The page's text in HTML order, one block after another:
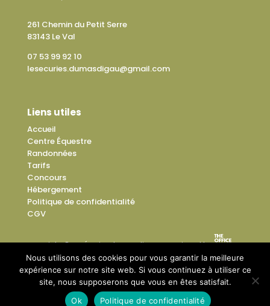
261 Chemin du Petit Serre
83143 Le Val
07 53 99 92 10
lesecuries.dumasdigau@gmail.com
Copyright © Les Écuries du Mas di Gau – Designed by
Liens utiles
Accueil
Centre Équestre
Randonnées
Tarifs
Concours
Hébergement
Politique de confidentialité
CGV
Nous utilisons des cookies pour vous garantir la meilleure
expérience sur notre site web. Si vous continuez à utiliser ce
site, nous supposerons que vous en êtes satisfait.
Ok
Politique de confidentialité